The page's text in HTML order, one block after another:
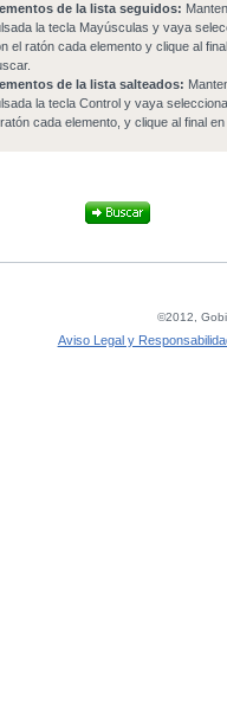
de la lista seguidos:
la tecla Mayúsculas y vaya
el ratón cada elemento y clique al
de la lista salteados:
la tecla Control y vaya
cada elemento, y clique al final
©2012,
Aviso Legal y